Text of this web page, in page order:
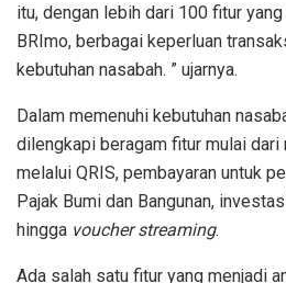
itu, dengan lebih dari 100 fitur
BRImo, berbagai keperluan
kebutuhan nasabah. ” ujarnya.
Dalam memenuhi kebutuhan
dilengkapi beragam fitur mulai
melalui QRIS, pembayaran untuk
Pajak Bumi dan Bangunan,
hingga voucher streaming.
Ada salah satu fitur yang menjadi